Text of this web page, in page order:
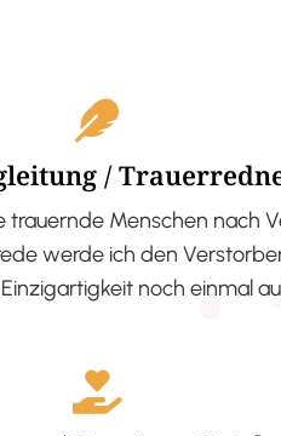
/
Menschen nach
werde ich den
noch einmal